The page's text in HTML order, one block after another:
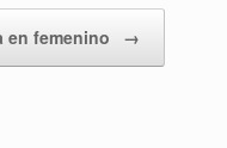
en femenino →